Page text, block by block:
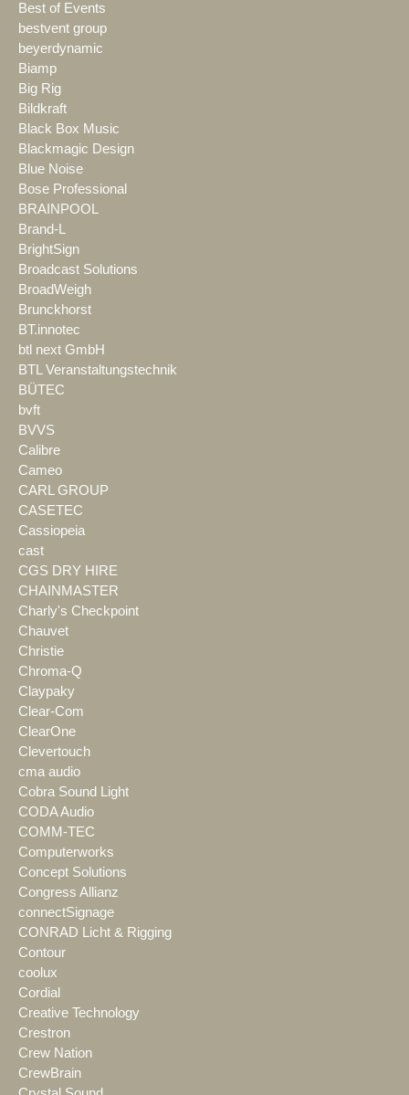
Best of Events
bestvent group
beyerdynamic
Biamp
Big Rig
Bildkraft
Black Box Music
Blackmagic Design
Blue Noise
Bose Professional
BRAINPOOL
Brand-L
BrightSign
Broadcast Solutions
BroadWeigh
Brunckhorst
BT.innotec
btl next GmbH
BTL Veranstaltungstechnik
BÜTEC
bvft
BVVS
Calibre
Cameo
CARL GROUP
CASETEC
Cassiopeia
cast
CGS DRY HIRE
CHAINMASTER
Charly's Checkpoint
Chauvet
Christie
Chroma-Q
Claypaky
Clear-Com
ClearOne
Clevertouch
cma audio
Cobra Sound Light
CODA Audio
COMM-TEC
Computerworks
Concept Solutions
Congress Allianz
connectSignage
CONRAD Licht & Rigging
Contour
coolux
Cordial
Creative Technology
Crestron
Crew Nation
CrewBrain